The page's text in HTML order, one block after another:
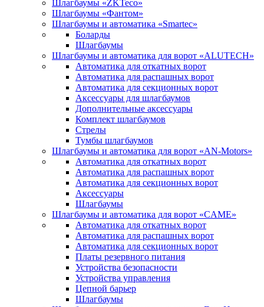
Шлагбаумы «ZKTeco»
Шлагбаумы «Фантом»
Шлагбаумы и автоматика «Smartec»
Боларды
Шлагбаумы
Шлагбаумы и автоматика для ворот «ALUTECH»
Автоматика для откатных ворот
Автоматика для распашных ворот
Автоматика для секционных ворот
Аксессуары для шлагбаумов
Дополнительные аксессуары
Комплект шлагбаумов
Стрелы
Тумбы шлагбаумов
Шлагбаумы и автоматика для ворот «AN-Motors»
Автоматика для откатных ворот
Автоматика для распашных ворот
Автоматика для секционных ворот
Аксессуары
Шлагбаумы
Шлагбаумы и автоматика для ворот «CAME»
Автоматика для откатных ворот
Автоматика для распашных ворот
Автоматика для секционных ворот
Платы резервного питания
Устройства безопасности
Устройства управления
Цепной барьер
Шлагбаумы